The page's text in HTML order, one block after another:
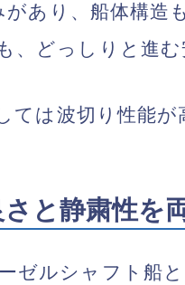
があり、船体構造
、どっしりと進む
ては波切り性能
さと静粛性を
ゼルシャフト船